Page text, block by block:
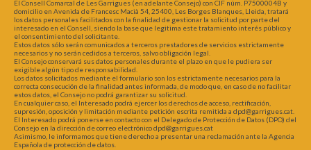
El Consell Comarcal de Les Garrigues (en adelante Consejo) con CIF núm. P7500004B y
domicilio en Avenida de Francesc Macià 54, 25400, Les Borges Blanques, Lleida, tratará
los datos personales facilitados con la finalidad de gestionar la solicitud por parte del
interesado en el Consell, siendo la base que legitima este tratamiento interés público y
el consentimiento del solicitante.
Estos datos sólo serán comunicados a terceros prestadores de servicios estrictamente
necesarios y no serán cedidos a terceros, salvo obligación legal.
El Consejo conservará sus datos personales durante el plazo en que le pudiera ser
exigible algún tipo de responsabilidad.
Los datos solicitados mediante el formulario son los estrictamente necesarios para la
correcta consecución de la finalidad antes informada, de modo que, en caso de no facilitar
estos datos, el Consejo no podrá garantizar su solicitud.
En cualquier caso, el Interesado podrá ejercer los derechos de acceso, rectificación,
supresión, oposición y limitación mediante petición escrita remitida a dpd@garrigues.cat.
El Interesado podrá ponerse en contacto con el Delegado de Protección de Datos (DPO) del
Consejo en la dirección de correo electrónico dpd@garrigues.cat
Asimismo, le informamos que tiene derecho a presentar una reclamación ante la Agencia
Española de protección de datos.